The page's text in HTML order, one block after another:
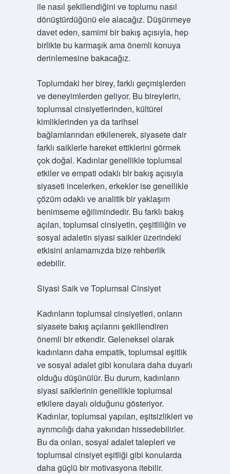
ile nasıl şekillendiğini ve toplumu nasıl
dönüştürdüğünü ele alacağız. Düşünmeye
davet eden, samimi bir bakış açısıyla, hep
birlikte bu karmaşık ama önemli konuya
derinlemesine bakacağız.
Toplumdaki her birey, farklı geçmişlerden
ve deneyimlerden geliyor. Bu bireylerin,
toplumsal cinsiyetlerinden, kültürel
kimliklerinden ya da tarihsel
bağlamlarından etkilenerek, siyasete dair
farklı saiklerle hareket ettiklerini görmek
çok doğal. Kadınlar genellikle toplumsal
etkiler ve empati odaklı bir bakış açısıyla
siyaseti incelerken, erkekler ise genellikle
çözüm odaklı ve analitik bir yaklaşım
benimseme eğilimindedir. Bu farklı bakış
açıları, toplumsal cinsiyetin, çeşitliliğin ve
sosyal adaletin siyasi saikler üzerindeki
etkisini anlamamızda bize rehberlik
edebilir.
Siyasi Saik ve Toplumsal Cinsiyet
Kadınların toplumsal cinsiyetleri, onların
siyasete bakış açılarını şekillendiren
önemli bir etkendir. Geleneksel olarak
kadınların daha empatik, toplumsal eşitlik
ve sosyal adalet gibi konulara daha duyarlı
olduğu düşünülür. Bu durum, kadınların
siyasi saiklerinin genellikle toplumsal
etkilere dayalı olduğunu gösteriyor.
Kadınlar, toplumsal yapıları, eşitsizlikleri ve
ayrımcılığı daha yakından hissedebilirler.
Bu da onları, sosyal adalet talepleri ve
toplumsal cinsiyet eşitliği gibi konularda
daha güçlü bir motivasyona itebilir.